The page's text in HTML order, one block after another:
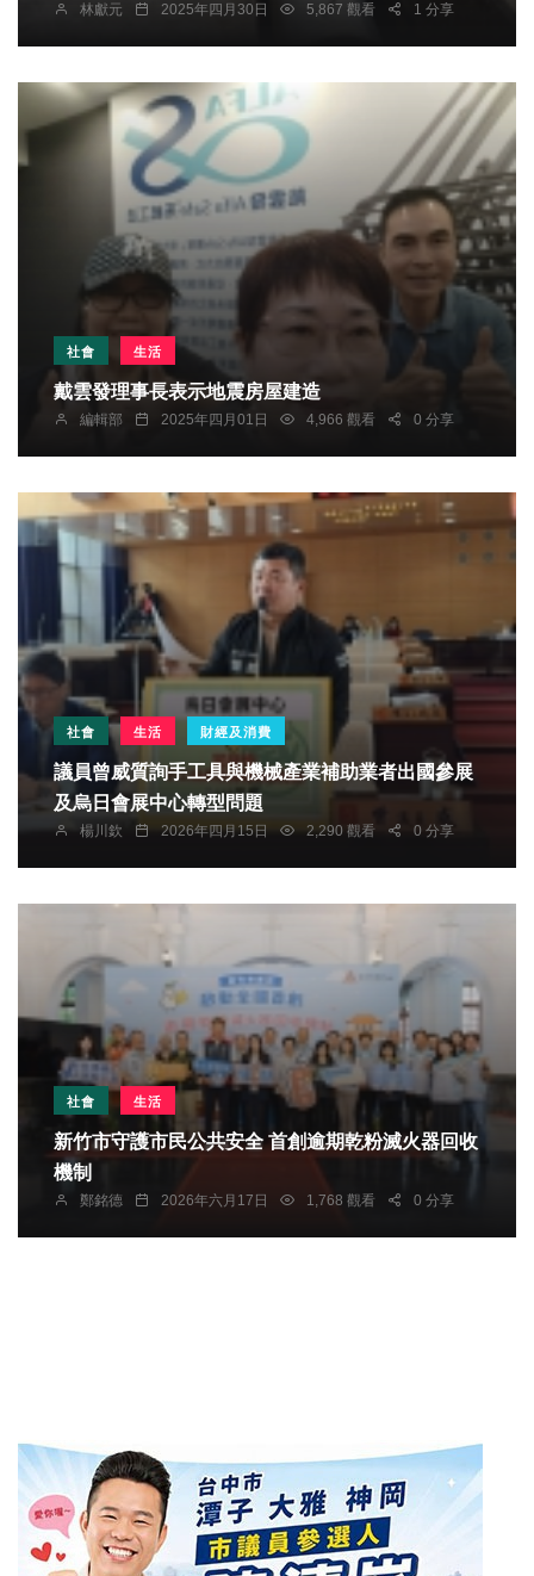
林獻元 2025年四月30日 5,867 觀看 1 分享
社會 生活
戴雲發理事長表示地震房屋建造
編輯部 2025年四月01日 4,966 觀看 0 分享
社會 生活 財經及消費
議員曾威質詢手工具與機械產業補助業者出國參展
及烏日會展中心轉型問題
楊川欽 2026年四月15日 2,290 觀看 0 分享
社會 生活
新竹市守護市民公共安全 首創逾期乾粉滅火器回收
機制
鄭銘德 2026年六月17日 1,768 觀看 0 分享